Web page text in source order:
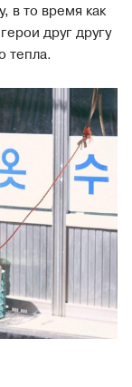
в то время как
друг другу
тепла.